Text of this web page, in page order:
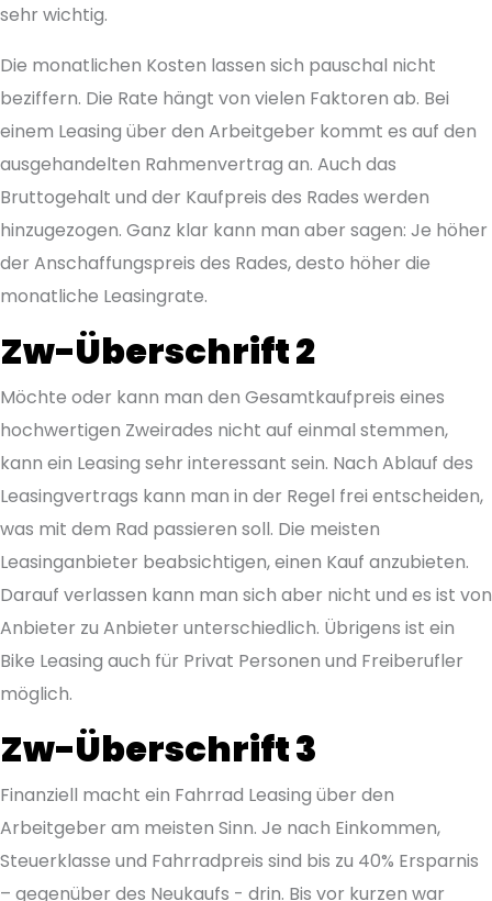
sehr wichtig.
Die monatlichen Kosten lassen sich pauschal nicht
beziffern. Die Rate hängt von vielen Faktoren ab. Bei
einem Leasing über den Arbeitgeber kommt es auf den
ausgehandelten Rahmenvertrag an. Auch das
Bruttogehalt und der Kaufpreis des Rades werden
hinzugezogen. Ganz klar kann man aber sagen: Je höher
der Anschaffungspreis des Rades, desto höher die
monatliche Leasingrate.
Zw-Überschrift 2
Möchte oder kann man den Gesamtkaufpreis eines
hochwertigen Zweirades nicht auf einmal stemmen,
kann ein Leasing sehr interessant sein. Nach Ablauf des
Leasingvertrags kann man in der Regel frei entscheiden,
was mit dem Rad passieren soll. Die meisten
Leasinganbieter beabsichtigen, einen Kauf anzubieten.
Darauf verlassen kann man sich aber nicht und es ist von
Anbieter zu Anbieter unterschiedlich. Übrigens ist ein
Bike Leasing auch für Privat Personen und Freiberufler
möglich.
Zw-Überschrift 3
Finanziell macht ein Fahrrad Leasing über den
Arbeitgeber am meisten Sinn. Je nach Einkommen,
Steuerklasse und Fahrradpreis sind bis zu 40% Ersparnis
– gegenüber des Neukaufs - drin. Bis vor kurzen war